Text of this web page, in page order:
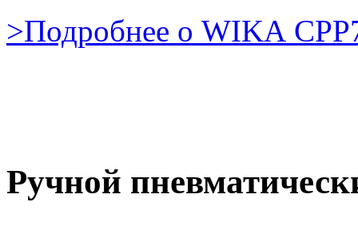
>Подробнее о WIKA
Ручной